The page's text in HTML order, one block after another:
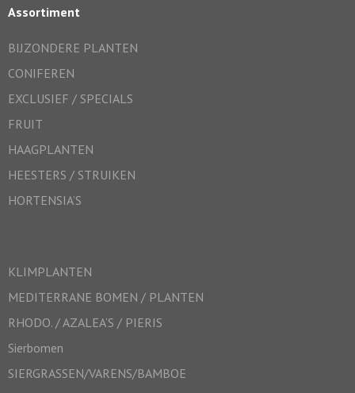
Assortiment
BIJZONDERE PLANTEN
CONIFEREN
EXCLUSIEF / SPECIALS
FRUIT
HAAGPLANTEN
HEESTERS / STRUIKEN
HORTENSIA’S
KLIMPLANTEN
MEDITERRANE BOMEN / PLANTEN
RHODO. / AZALEA’S / PIERIS
Sierbomen
SIERGRASSEN/VARENS/BAMBOE